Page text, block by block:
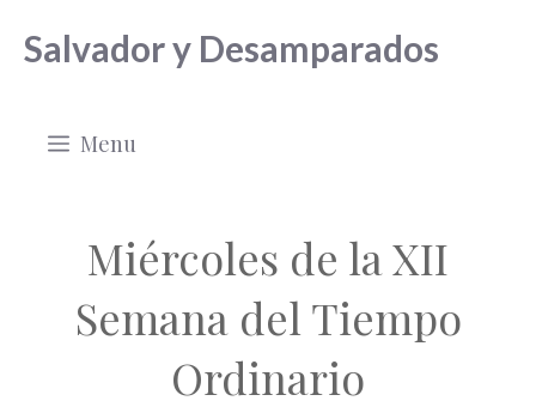
Salvador y Desamparados
Menu
Miércoles de la XII
Semana del Tiempo
Ordinario